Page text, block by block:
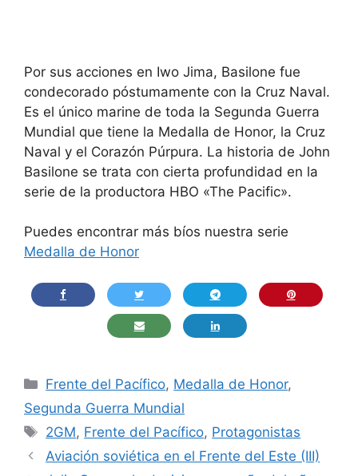
Por sus acciones en Iwo Jima, Basilone fue
condecorado póstumamente con la Cruz Naval.
Es el único marine de toda la Segunda Guerra
Mundial que tiene la Medalla de Honor, la Cruz
Naval y el Corazón Púrpura. La historia de John
Basilone se trata con cierta profundidad en la
serie de la productora HBO «The Pacific».
Puedes encontrar más bíos nuestra serie
Medalla de Honor
Categorías
Frente del Pacífico, Medalla de Honor,
Segunda Guerra Mundial
Etiquetas
2GM, Frente del Pacífico, Protagonistas
Aviación soviética en el Frente del Este (III)